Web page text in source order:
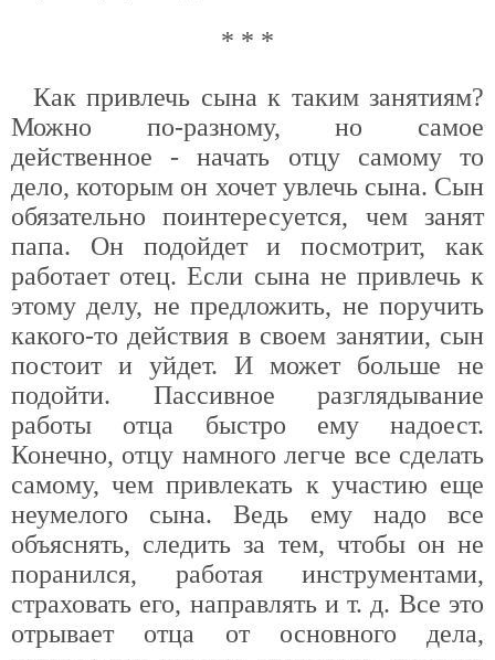
* * *
Как привлечь сына к таким занятиям?
Можно по-разному, но самое
действенное - начать отцу самому то
дело, которым он хочет увлечь сына. Сын
обязательно поинтересуется, чем занят
папа. Он подойдет и посмотрит, как
работает отец. Если сына не привлечь к
этому делу, не предложить, не поручить
какого-то действия в своем занятии, сын
постоит и уйдет. И может больше не
подойти. Пассивное разглядывание
работы отца быстро ему надоест.
Конечно, отцу намного легче все сделать
самому, чем привлекать к участию еще
неумелого сына. Ведь ему надо все
объяснять, следить за тем, чтобы он не
поранился, работая инструментами,
страховать его, направлять и т. д. Все это
отрывает отца от основного дела,